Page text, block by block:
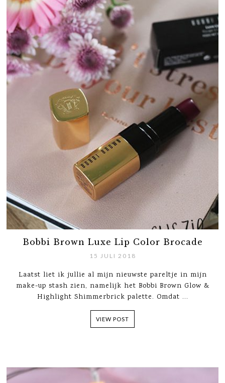
Bobbi Brown Luxe Lip Color Brocade
15 JULI 2018
Laatst liet ik jullie al mijn nieuwste pareltje in mijn
make-up stash zien, namelijk het Bobbi Brown Glow &
Highlight Shimmerbrick palette. Omdat ...
VIEW POST